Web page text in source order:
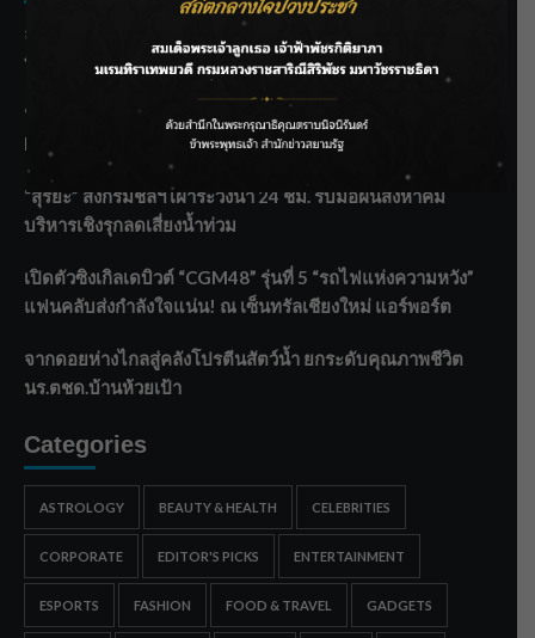
ลุยไม่หยุด!! กรมชลฯ เร่งเคลียร์ผักตบชวา-ติดตั้งเครื่องสูบน้ำ
ทั่วไทย
“BILLKIN” สร้างความภาคภูมิใจ คว้ารางวัลใหญ่ Weibo
Malaysia พร้อมโชว์สุดประทับใจ
“สุริยะ” สั่งกรมชลฯ เฝ้าระวังน้ำ 24 ชม. รับมือฝนสิงหาคม
บริหารเชิงรุกลดเสี่ยงน้ำท่วม
เปิดตัวซิงเกิลเดบิวต์ “CGM48” รุ่นที่ 5 “รถไฟแห่งความหวัง”
แฟนคลับส่งกำลังใจแน่น! ณ เซ็นทรัลเชียงใหม่ แอร์พอร์ต
จากดอยห่างไกลสู่คลังโปรตีนสัตว์น้ำ ยกระดับคุณภาพชีวิต
นร.ตชด.บ้านห้วยเป้า
Categories
ASTROLOGY BEAUTY & HEALTH CELEBRITIES
CORPORATE EDITOR'S PICKS ENTERTAINMENT
ESPORTS FASHION FOOD & TRAVEL GADGETS